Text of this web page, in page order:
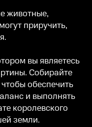
животные,
приручить,
вы являетесь
Собирайте
обеспечить
и выполнять
королевского
земли.